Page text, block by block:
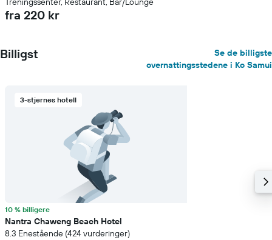
fra 220 kr
Billigst
Se de billigste
overnattingsstedene i Ko Samui
3-stjernes hotell
10 % billigere
Nantra Chaweng Beach Hotel
8.3 Enestående (424 vurderinger)